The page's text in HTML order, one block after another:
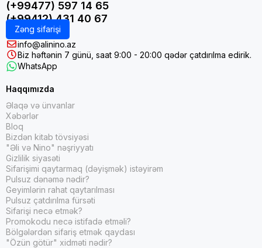
(+99477) 597 14 65
(+99412) 431 40 67
Zəng sifarişi
info@alinino.az
Biz həftənin 7 günü, saat 9:00 - 20:00 qədər çatdırılma edirik.
WhatsApp
Haqqımızda
Əlaqə və ünvanlar
Xəbərlər
Bloq
Bizdən kitab tövsiyəsi
"Əli və Nino" nəşriyyatı
Gizlilik siyasəti
Sifarişimi qaytarmaq (dəyişmək) istəyirəm
Pulsuz dənəmə nədir?
Geyimlərin rahat qaytarılması
Pulsuz çatdırılma fürsəti
Sifarişi necə etmək?
Promokodu necə istifadə etməli?
Bölgələrdən sifariş etmək qaydası
"Özün götür" xidməti nədir?